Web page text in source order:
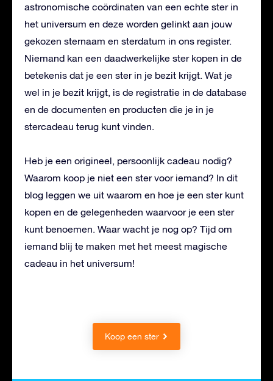
astronomische coördinaten van een echte ster in
het universum en deze worden gelinkt aan jouw
gekozen sternaam en sterdatum in ons register.
Niemand kan een daadwerkelijke ster kopen in de
betekenis dat je een ster in je bezit krijgt. Wat je
wel in je bezit krijgt, is de registratie in de database
en de documenten en producten die je in je
stercadeau terug kunt vinden.
Heb je een origineel, persoonlijk cadeau nodig?
Waarom koop je niet een ster voor iemand? In dit
blog leggen we uit waarom en hoe je een ster kunt
kopen en de gelegenheden waarvoor je een ster
kunt benoemen. Waar wacht je nog op? Tijd om
iemand blij te maken met het meest magische
cadeau in het universum!
Koop een ster